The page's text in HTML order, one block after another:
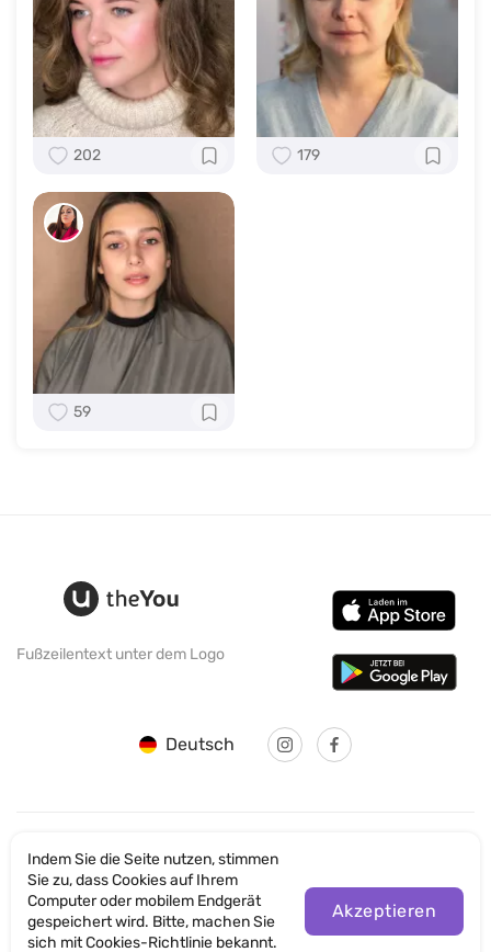
202 179
59
Fußzeilentext unter dem Logo
Deutsch
© SANTICUM INTERNATIONAL LTD
Datenschutz
Indem Sie die Seite nutzen, stimmen
Sie zu, dass Cookies auf Ihrem
Computer oder mobilem Endgerät
gespeichert wird. Bitte, machen Sie
sich mit Cookies-Richtlinie bekannt.
Akzeptieren